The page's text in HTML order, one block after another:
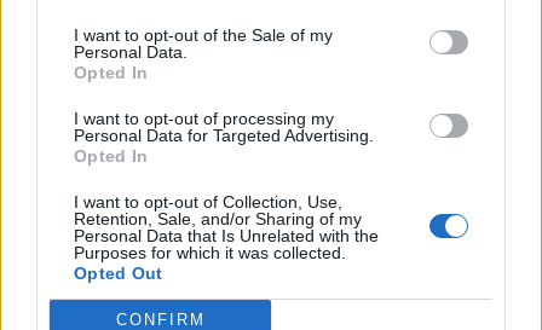
I want to opt-out of the Sale of my
Personal Data.
Opted In
I want to opt-out of processing my
Personal Data for Targeted Advertising.
Opted In
I want to opt-out of Collection, Use,
Retention, Sale, and/or Sharing of my
Personal Data that Is Unrelated with the
Purposes for which it was collected.
Opted Out
CONFIRM